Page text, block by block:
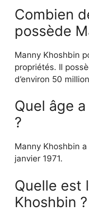
Combien
possède
Manny Khoshbin
propriétés. Il
d’environ 50
Quel âge
?
Manny Khoshbin
janvier 1971.
Quelle est
Khoshbin ?